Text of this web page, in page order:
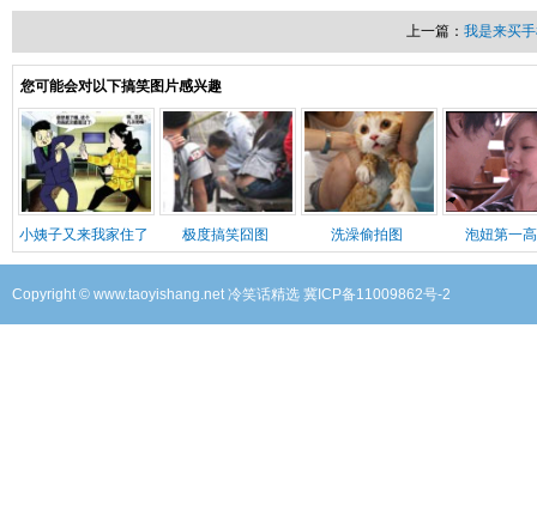
上一篇： 我是来买
您可能会对以下搞笑图片感兴趣
小姨子又来我家住了 极度搞笑囧图 洗澡偷拍图 泡妞第一
Copyright © www.taoyishang.net冷笑话精选 冀ICP备11009862号-2